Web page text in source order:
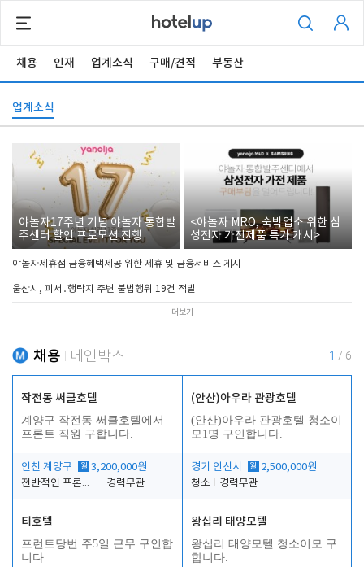
채용 인재 업계소식 구매/견적 부동산
업계소식
야놀자17주년 기념 야놀자 통합발
주센터 할인 프로모션 진행
<야놀자 MRO, 숙박업소 위한 삼
성전자 가전제품 특가 개시>
야놀자제휴점 금융혜택제공 위한 제휴 및 금융서비스 게시
울산시, 피서․행락지 주변 불법행위 19건 적발
더보기
채용 메인박스 1 / 6
작전동 써클호텔
계양구 작전동 써클호텔에서
프론트 직원 구합니다.
인천 계양구 월 3,200,000원
전반적인 프론트 업무
경력무관
(안산)아우라 관광호텔
(안산)아우라 관광호텔 청소이
모1명 구인합니다.
경기 안산시 월 2,500,000원
청소
경력무관
티호텔
프런트당번 주5일 근무 구인합
니다
왕십리 태양모텔
왕십리 태양모텔 청소이모 구
합니다.